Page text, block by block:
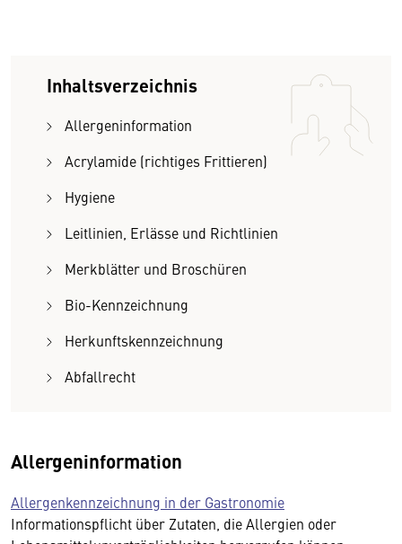
Inhaltsverzeichnis
Allergeninformation
Acrylamide (richtiges Frittieren)
Hygiene
Leitlinien, Erlässe und Richtlinien
Merkblätter und Broschüren
Bio-Kennzeichnung
Herkunftskennzeichnung
Abfallrecht
Allergeninformation
Allergenkennzeichnung in der Gastronomie
Informationspflicht über Zutaten, die Allergien oder